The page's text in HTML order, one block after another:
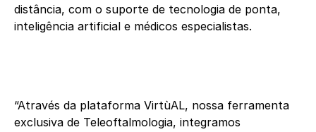
distância, com o suporte de tecnologia de ponta,
inteligência artificial e médicos especialistas.
“Através da plataforma VirtùAL, nossa ferramenta
exclusiva de Teleoftalmologia, integramos